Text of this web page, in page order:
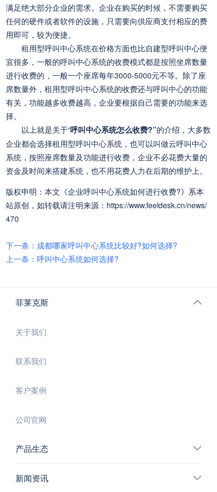
满足绝大部分企业的需求。企业在购买的时候，不需要购买
任何的硬件或者软件的设施，只需要向供应商支付相应的费
用即可，较为便捷。
租用型呼叫中心系统在价格方面也比自建型呼叫中心便
宜很多，一般的呼叫中心系统的收费模式都是按照坐席数量
进行收费的，一般一个座席每年3000-5000元不等。除了座
席数量外，租用型呼叫中心系统的收费还与呼叫中心的功能
有关，功能越多收费越高，企业要根据自己需要的功能来选
择。
以上就是关于“呼叫中心系统怎么收费?”的介绍，大多数
企业都会选择租用型呼叫中心系统，也可以叫做云呼叫中心
系统，按照座席数量及功能进行收费，企业不必花费大量的
资金及时间来搭建系统，也不用花费人力在后期的维护上。
版权申明：本文《企业呼叫中心系统如何进行收费?》系本
站原创，如转载请注明来源：https://www.feeldesk.cn/news/
470
下一条：成都哪家呼叫中心系统比较好?如何选择?
上一条：呼叫中心系统如何选择?
菲莱克斯
关于我们
联系我们
客户案例
公司官网
产品生态
新闻资讯